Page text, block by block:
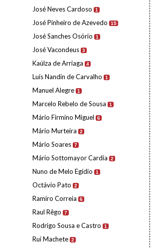
José Neves Cardoso 1
José Pinheiro de Azevedo 15
José Sanches Osório 1
José Vacondeus 3
Kaúlza de Arriaga 4
Luís Nandin de Carvalho 1
Manuel Alegre 1
Marcelo Rebelo de Sousa 1
Mário Firmino Miguel 6
Mário Murteira 2
Mário Soares 7
Mário Sottomayor Cardia 2
Nuno de Melo Egídio 1
Octávio Pato 2
Ramiro Correia 6
Raul Rêgo 7
Rodrigo Sousa e Castro 1
Rui Machete 2